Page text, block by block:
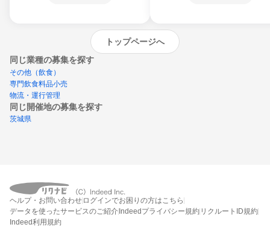
トップページへ
同じ業種の募集を探す
その他（飲食）
専門飲食料品小売
物流・運行管理
同じ開催地の募集を探す
茨城県
エントリーするとプログラムの詳細案内を
受け取れるようになります
ヘルプ・お問い合わせ ログインでお困りの方はこちら
データを使ったサービスのご紹介 Indeedプライバシー規約 リクルートID規約
Indeed利用規約